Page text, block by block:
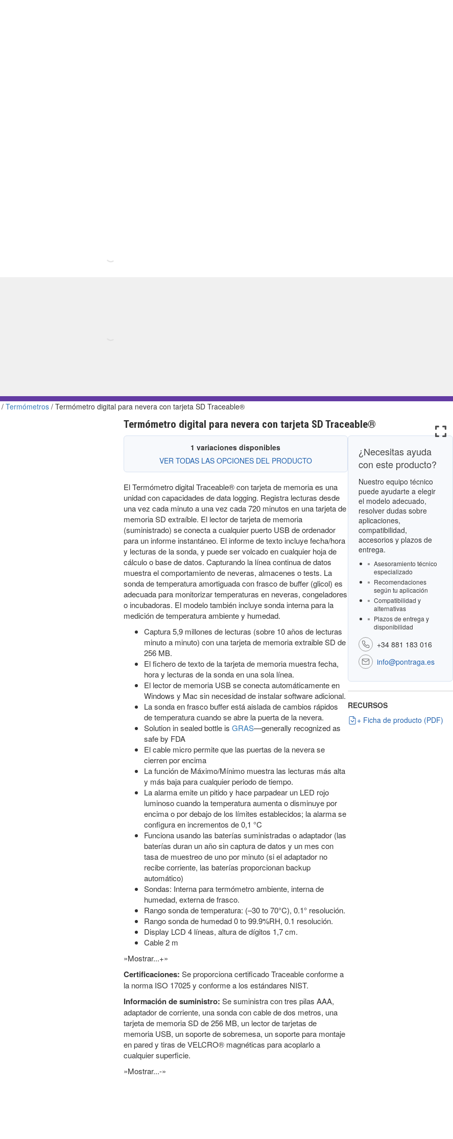
/ Termómetros / Termómetro digital para nevera con tarjeta SD Traceable®
Termómetro digital para nevera con tarjeta SD Traceable®
1 variaciones disponibles
VER TODAS LAS OPCIONES DEL PRODUCTO
El Termómetro digital Traceable® con tarjeta de memoria es una
unidad con capacidades de data logging. Registra lecturas desde
una vez cada minuto a una vez cada 720 minutos en una tarjeta de
memoria SD extraíble. El lector de tarjeta de memoria
(suministrado) se conecta a cualquier puerto USB de ordenador
para un informe instantáneo. El informe de texto incluye fecha/hora
y lecturas de la sonda, y puede ser volcado en cualquier hoja de
cálculo o base de datos. Capturando la línea continua de datos
muestra el comportamiento de neveras, almacenes o tests. La
sonda de temperatura amortiguada con frasco de buffer (glicol) es
adecuada para monitorizar temperaturas en neveras, congeladores
o incubadoras. El modelo también incluye sonda interna para la
medición de temperatura ambiente y humedad.
Captura 5,9 millones de lecturas (sobre 10 años de lecturas
minuto a minuto) con una tarjeta de memoria extraible SD de
256 MB.
El fichero de texto de la tarjeta de memoria muestra fecha,
hora y lecturas de la sonda en una sola línea.
El lector de memoria USB se conecta automáticamente en
Windows y Mac sin necesidad de instalar software adicional.
La sonda en frasco buffer está aislada de cambios rápidos
de temperatura cuando se abre la puerta de la nevera.
Solution in sealed bottle is GRAS—generally recognized as
safe by FDA
El cable micro permite que las puertas de la nevera se
cierren por encima
La función de Máximo/Mínimo muestra las lecturas más alta
y más baja para cualquier periodo de tiempo.
La alarma emite un pitido y hace parpadear un LED rojo
luminoso cuando la temperatura aumenta o disminuye por
encima o por debajo de los límites establecidos; la alarma se
configura en incrementos de 0,1 °C
Funciona usando las baterías suministradas o adaptador (las
baterías duran un año sin captura de datos y un mes con
tasa de muestreo de uno por minuto (si el adaptador no
recibe corriente, las baterías proporcionan backup
automático)
Sondas: Interna para termómetro ambiente, interna de
humedad, externa de frasco.
Rango sonda de temperatura: (–30 to 70°C), 0.1° resolución.
Rango sonda de humedad 0 to 99.9%RH, 0.1 resolución.
Display LCD 4 líneas, altura de dígitos 1,7 cm.
Cable 2 m
»Mostrar...+»
Certificaciones: Se proporciona certificado Traceable conforme a
la norma ISO 17025 y conforme a los estándares NIST.
Información de suministro: Se suministra con tres pilas AAA,
adaptador de corriente, una sonda con cable de dos metros, una
tarjeta de memoria SD de 256 MB, un lector de tarjetas de
memoria USB, un soporte de sobremesa, un soporte para montaje
en pared y tiras de VELCRO® magnéticas para acoplarlo a
cualquier superficie.
»Mostrar...-»
¿Necesitas ayuda
con este producto?
Nuestro equipo técnico
puede ayudarte a elegir
el modelo adecuado,
resolver dudas sobre
aplicaciones,
compatibilidad,
accesorios y plazos de
entrega.
Asesoramiento técnico
especializado
Recomendaciones
según tu aplicación
Compatibilidad y
alternativas
Plazos de entrega y
disponibilidad
+34 881 183 016
info@pontraga.es
RECURSOS
+ Ficha de producto (PDF)